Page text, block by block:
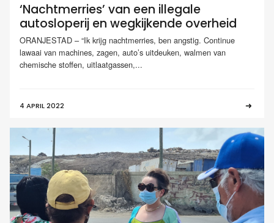
‘Nachtmerries’ van een illegale
autosloperij en wegkijkende overheid
ORANJESTAD – “Ik krijg nachtmerries, ben angstig. Continue
lawaai van machines, zagen, auto’s uitdeuken, walmen van
chemische stoffen, uitlaatgassen,...
4 APRIL 2022